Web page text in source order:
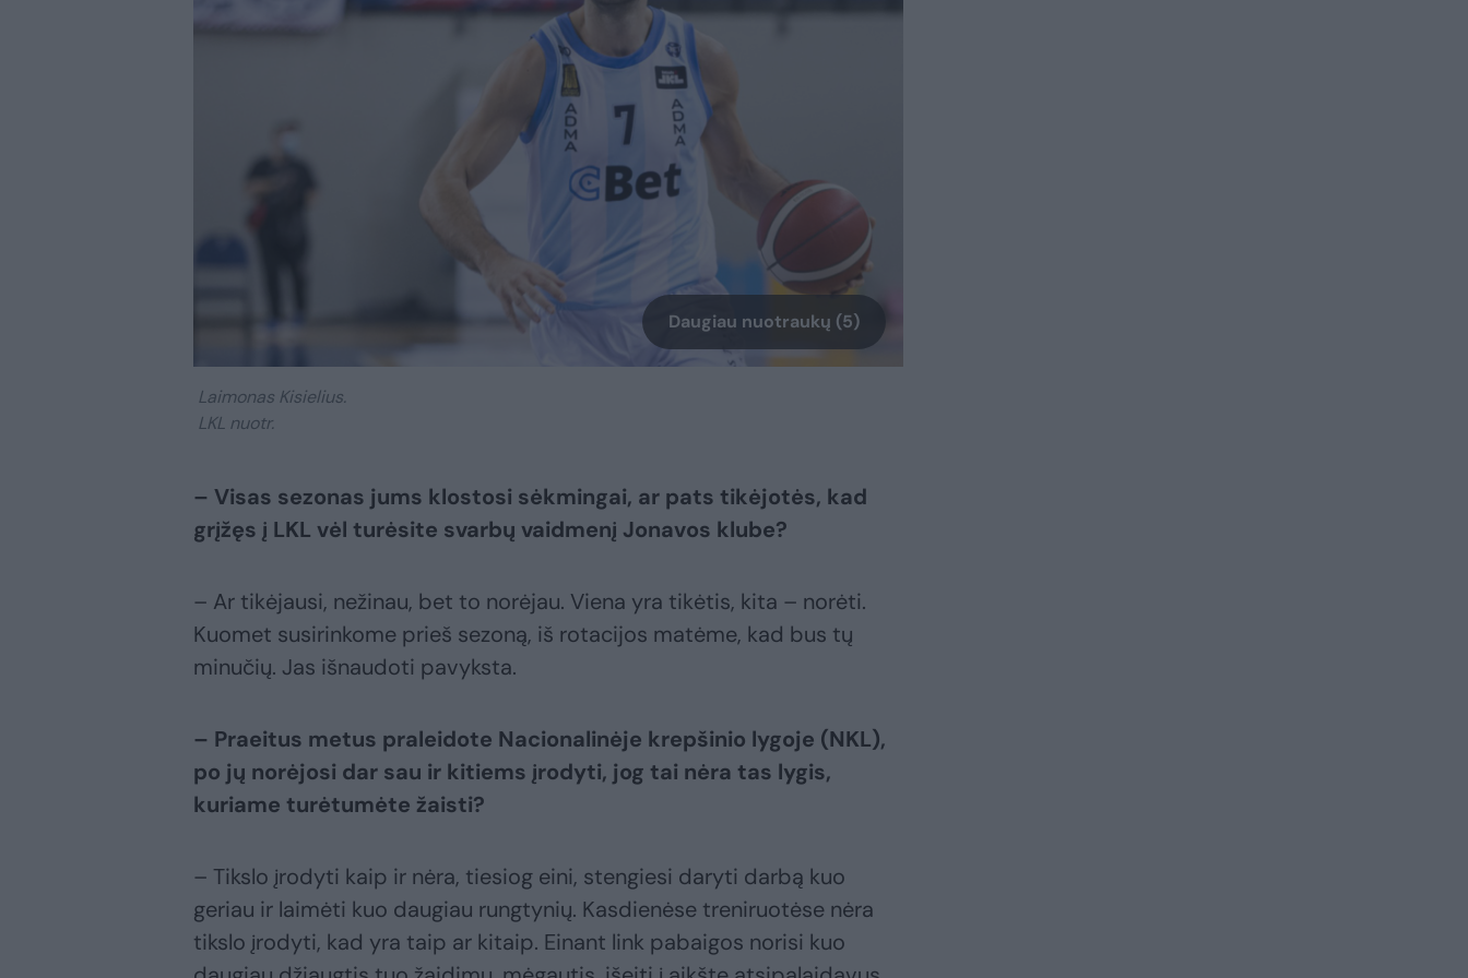
Daugiau nuotraukų (5)
Laimonas Kisielius.
LKL nuotr.
– Visas sezonas jums klostosi sėkmingai, ar pats tikėjotės, kad
grįžęs į LKL vėl turėsite svarbų vaidmenį Jonavos klube?
– Ar tikėjausi, nežinau, bet to norėjau. Viena yra tikėtis, kita – norėti.
Kuomet susirinkome prieš sezoną, iš rotacijos matėme, kad bus tų
minučių. Jas išnaudoti pavyksta.
– Praeitus metus praleidote Nacionalinėje krepšinio lygoje (NKL),
po jų norėjosi dar sau ir kitiems įrodyti, jog tai nėra tas lygis,
kuriame turėtumėte žaisti?
– Tikslo įrodyti kaip ir nėra, tiesiog eini, stengiesi daryti darbą kuo
geriau ir laimėti kuo daugiau rungtynių. Kasdienėse treniruotėse nėra
tikslo įrodyti, kad yra taip ar kitaip. Einant link pabaigos norisi kuo